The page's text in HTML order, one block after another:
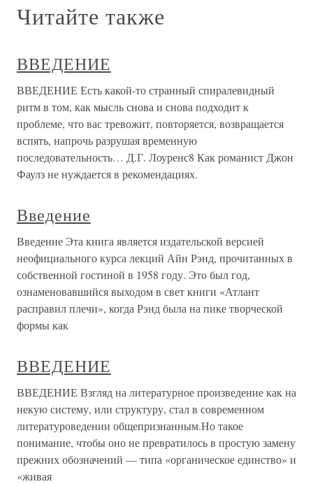
Читайте также
ВВЕДЕНИЕ
ВВЕДЕНИЕ Есть какой-то странный спиралевидный
ритм в том, как мысль снова и снова подходит к
проблеме, что вас тревожит, повторяется, возвращается
вспять, напрочь разрушая временную
последовательность… Д.Г. Лоуренс8 Как романист Джон
Фаулз не нуждается в рекомендациях.
Введение
Введение Эта книга является издательской версией
неофициального курса лекций Айн Рэнд, прочитанных в
собственной гостиной в 1958 году. Это был год,
ознаменовавшийся выходом в свет книги «Атлант
расправил плечи», когда Рэнд была на пике творческой
формы как
ВВЕДЕНИЕ
ВВЕДЕНИЕ Взгляд на литературное произведение как на
некую систему, или структуру, стал в современном
литературоведении общепризнанным.Но такое
понимание, чтобы оно не превратилось в простую замену
прежних обозначений — типа «органическое единство» и
«живая